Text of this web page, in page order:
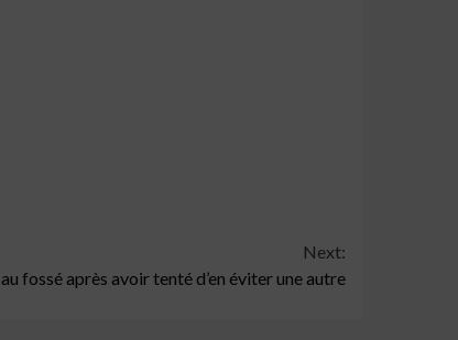
Next:
fossé après avoir tenté d’en éviter une autre